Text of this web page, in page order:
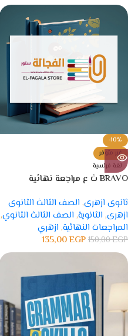
-10%
غير متوفر
لغة فرنسية
BRAVO ث ع مراجعة نهائية
ثانوى ازهرى, الصف الثالث الثانوى
ازهرى, الثانوية, الصف الثالث الثانوي,
المراجعات النهائية, ازهري
150,00EGP
135,00EGP